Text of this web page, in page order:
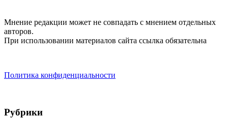
Мнение редакции может не совпадать с мнением отдельных
авторов.
При использовании материалов сайта ссылка обязательна
Политика конфиденциальности
Рубрики